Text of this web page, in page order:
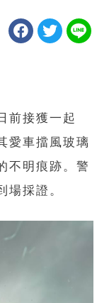
前接獲一起
愛車擋風玻璃
不明痕跡。警
場採證。